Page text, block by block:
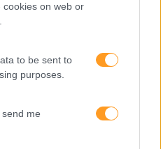
cookies on web or
to be sent to
purposes.
me